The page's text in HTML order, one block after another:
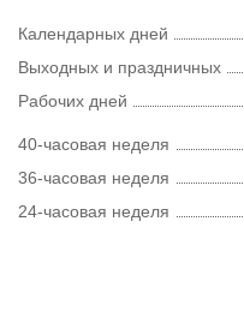
Календарных дней
Выходных и праздничных
Рабочих дней
40-часовая неделя
36-часовая неделя
24-часовая неделя